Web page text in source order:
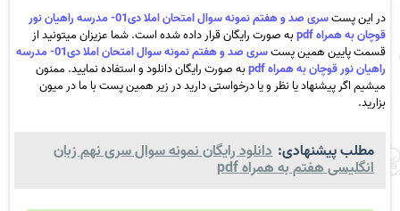
در این پست
سری صد و هفتم نمونه سوال امتحان املا دی01- مدرسه راهیان نور
قوچان به همراه pdf
به صورت رایگان قرار داده شده است. شما عزیزان میتونید از
قسمت پایین همین پست
سری صد و هفتم نمونه سوال امتحان املا دی01- مدرسه
راهیان نور قوچان به همراه pdf
به صورت رایگان دانلود و استفاده نمایید. ممنون
میشیم اگر پیشنهاد یا نظر و یا درخواستی دارید در زیر همین پست با ما در میون
بزارید.
مطلب پیشنهادی: دانلود رایگان نمونه سوال سری نهم زبان
انگلیسی هفتم به همراه pdf